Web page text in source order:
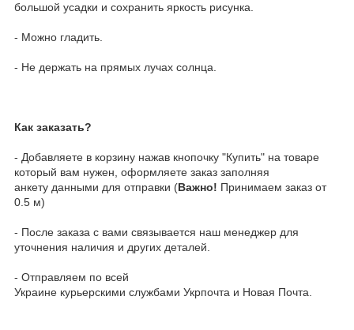
большой усадки и сохранить яркость рисунка.
- Можно гладить.
- Не держать на прямых лучах солнца.
Как заказать?
- Добавляете в корзину нажав кнопочку "Купить" на товаре
который вам нужен, оформляете заказ заполняя
анкету данными для отправки (Важно! Принимаем заказ от
0.5 м)
- После заказа с вами связывается наш менеджер для
уточнения наличия и других деталей.
- Отправляем по всей
Украине курьерскими службами Укрпочта и Новая Почта.